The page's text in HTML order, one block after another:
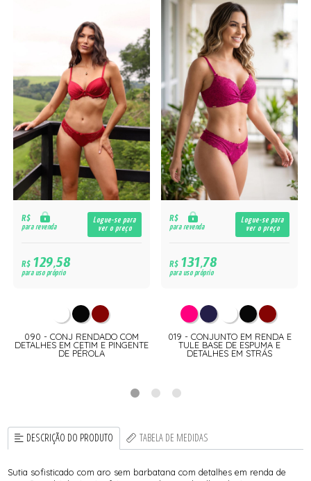
R$
para revenda
Logue-se para
ver o preço
R$129,58
para uso próprio
090 - CONJ RENDADO COM
DETALHES EM CETIM E PINGENTE
DE PÉROLA
R$
para revenda
Logue-se para
ver o preço
R$131,78
para uso próprio
019 - CONJUNTO EM RENDA E
TULE BASE DE ESPUMA E
DETALHES EM STRÁS
DESCRIÇÃO DO PRODUTO TABELA DE MEDIDAS
Sutia sofisticado com aro sem barbatana com detalhes em renda de